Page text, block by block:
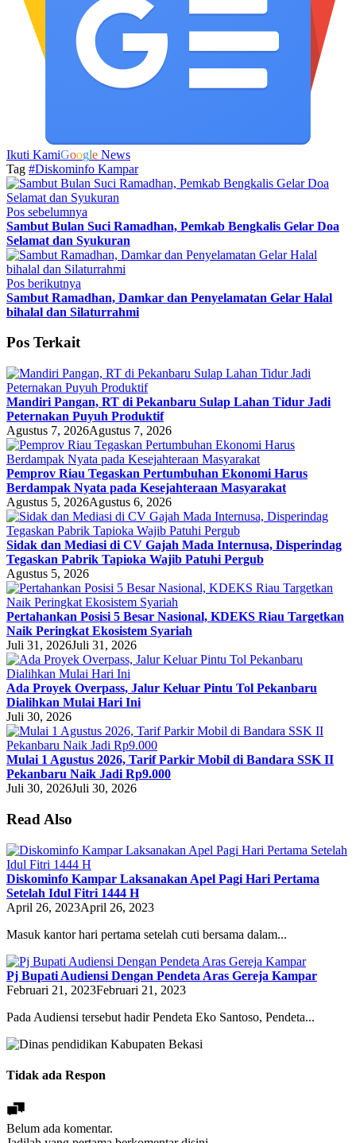
Ikuti KamiGoogle News
Tag #Diskominfo Kampar
Pos sebelumnya
Sambut Bulan Suci Ramadhan, Pemkab Bengkalis Gelar Doa
Selamat dan Syukuran
Pos berikutnya
Sambut Ramadhan, Damkar dan Penyelamatan Gelar Halal
bihalal dan Silaturrahmi
Pos Terkait
Mandiri Pangan, RT di Pekanbaru Sulap Lahan Tidur Jadi
Peternakan Puyuh Produktif
Agustus 7, 2026Agustus 7, 2026
Pemprov Riau Tegaskan Pertumbuhan Ekonomi Harus
Berdampak Nyata pada Kesejahteraan Masyarakat
Agustus 5, 2026Agustus 6, 2026
Sidak dan Mediasi di CV Gajah Mada Internusa, Disperindag
Tegaskan Pabrik Tapioka Wajib Patuhi Pergub
Agustus 5, 2026
Pertahankan Posisi 5 Besar Nasional, KDEKS Riau Targetkan
Naik Peringkat Ekosistem Syariah
Juli 31, 2026Juli 31, 2026
Ada Proyek Overpass, Jalur Keluar Pintu Tol Pekanbaru
Dialihkan Mulai Hari Ini
Juli 30, 2026
Mulai 1 Agustus 2026, Tarif Parkir Mobil di Bandara SSK II
Pekanbaru Naik Jadi Rp9.000
Juli 30, 2026Juli 30, 2026
Read Also
Diskominfo Kampar Laksanakan Apel Pagi Hari Pertama
Setelah Idul Fitri 1444 H
April 26, 2023April 26, 2023
Masuk kantor hari pertama setelah cuti bersama dalam...
Pj Bupati Audiensi Dengan Pendeta Aras Gereja Kampar
Februari 21, 2023Februari 21, 2023
Pada Audiensi tersebut hadir Pendeta Eko Santoso, Pendeta...
Tidak ada Respon
Belum ada komentar.